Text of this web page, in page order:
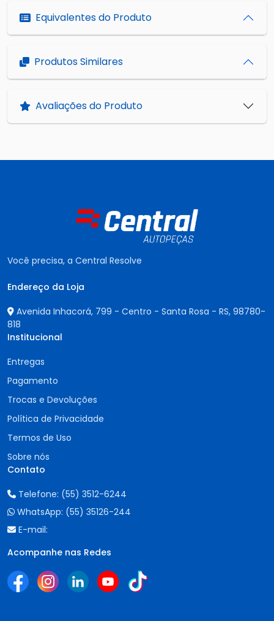
Equivalentes do Produto
Produtos Similares
Avaliações do Produto
Você precisa, a Central Resolve
Endereço da Loja
Avenida Inhacorá, 799 - Centro - Santa Rosa - RS, 98780-
818
Institucional
Entregas
Pagamento
Trocas e Devoluções
Política de Privacidade
Termos de Uso
Sobre nós
Contato
Telefone: (55) 3512-6244
WhatsApp: (55) 35126-244
E-mail:
Acompanhe nas Redes